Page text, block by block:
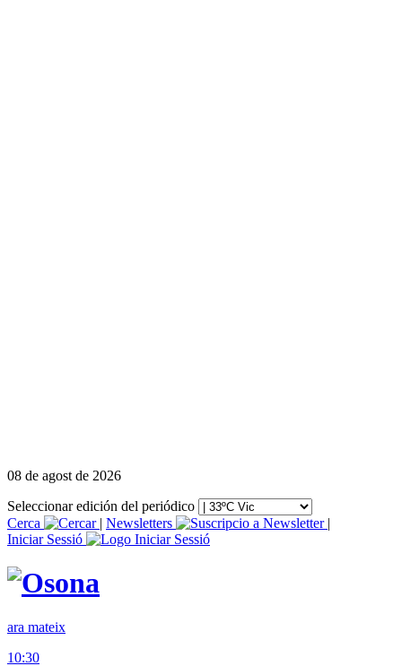
08 de agost de 2026
Seleccionar edición del periódico
Cerca
| Newsletters
|
Iniciar Sessió
ara mateix
10:30